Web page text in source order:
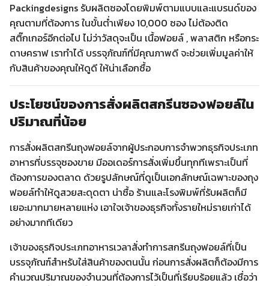
Packingdesigns รับผลิตซองโดยพิมพ์ตามแบบและแบรนด์ของ
คุณตามที่ต้องการ ในขั้นต่ำเพียง 10,000 ซอง ไม่ต้องติด
สติ๊กเกอร์อีกต่อไป ไม่ว่าวัสดุจะเป็น เนื้อฟอยล์ , พลาสติก หรือกระ
ดาษคราฟ เราทำได้ บรรจุภัณฑ์ที่มีคุณภาพดี จะช่วยเพิ่มมูลค่าให้
กับสินค้าของคุณให้ดูดี ให้น่าเลือกซื้อ
ประโยชน์ของการสั่งผลิตสกรีนซองฟอยล์ใน
ปริมาณที่น้อย
การสั่งผลิตสกรีนถุงฟอยล์จากผู้ประกอบการจำพวกธุรกิจประเภท
อาหารที่บรรจุซองขาย มีออเดอร์การสั่งเพิ่มขึ้นทุกทีเพราะเป็นที่
ต้องการของตลาด ด้วยรูปลักษณ์ที่ดูเป็นเอกลักษณ์เฉพาะของถุง
ฟอยล์ทำให้ดูสวยสะดุดตา น่าซื้อ ร้านและโรงพิมพ์ที่รับผลิตก็มี
เยอะมากมายหลายแห่ง เอาใจเจ้าของธุรกิจทั้งรายใหม่รายเก่าได้
อย่างมากทีเดียว
เจ้าของธุรกิจประเภทอาหารเวลาสั่งทำการสกรีนถุงฟอยล์ที่เป็น
บรรจุภัณฑ์สำหรับใส่สินค้าของตนนั้น ก่อนการสั่งผลิตก็ต้องมีการ
คำนวณปริมาณของจำนวนที่ต้องการไว้เป็นที่เรียบร้อยแล้ว เชื่อว่า